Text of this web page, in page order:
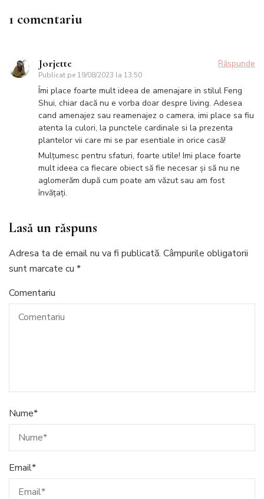
1 comentariu
Jorjette
Publicat pe 19/08/2023 la 13:50
Răspunde
Îmi place foarte mult ideea de amenajare in stilul Feng
Shui, chiar dacă nu e vorba doar despre living. Adesea
cand amenajez sau reamenajez o camera, imi place sa fiu
atenta la culori, la punctele cardinale si la prezenta
plantelor vii care mi se par esentiale in orice casă!
Mulțumesc pentru sfaturi, foarte utile! Imi place foarte
mult ideea ca fiecare obiect să fie necesar și să nu ne
aglomerăm după cum poate am văzut sau am fost
învățați.
Lasă un răspuns
Adresa ta de email nu va fi publicată. Câmpurile obligatorii
sunt marcate cu *
Comentariu
Nume*
Email*